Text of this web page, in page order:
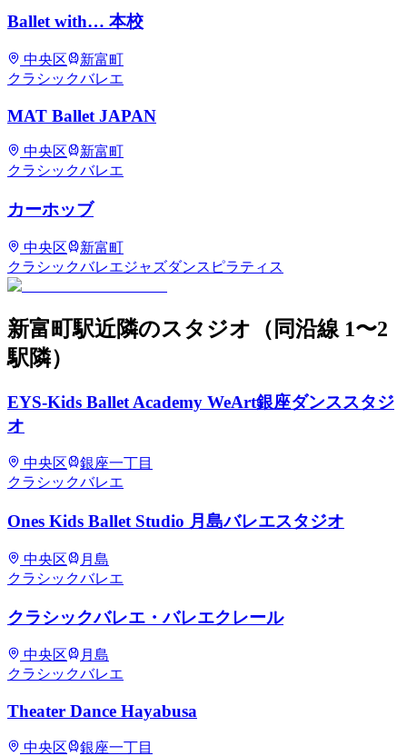
Ballet with… 本校
中央区
新富町
クラシックバレエ
MAT Ballet JAPAN
中央区
新富町
クラシックバレエ
カーホッブ
中央区
新富町
クラシックバレエジャズダンス ピラティス
新富町駅近隣のスタジオ （同沿線 1〜2
駅隣）
EYS-Kids Ballet Academy WeArt銀座ダンススタジ
オ
中央区
銀座一丁目
クラシックバレエ
Ones Kids Ballet Studio 月島バレエスタジオ
中央区
月島
クラシックバレエ
クラシックバレエ・バレエクレール
中央区
月島
クラシックバレエ
Theater Dance Hayabusa
中央区
銀座一丁目